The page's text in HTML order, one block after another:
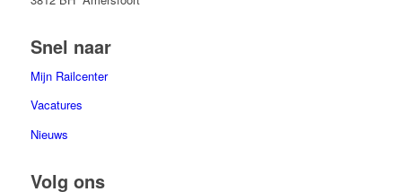
Snel naar
Mijn Railcenter
Vacatures
Nieuws
Volg ons